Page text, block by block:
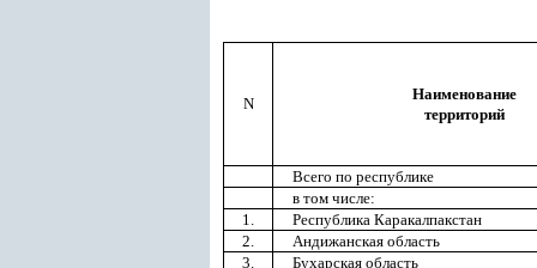
N
Наименование
территорий
Всего по республике
в том числе:
1.
Республика Каракалпакстан
2.
Андижанская область
3.
Бухарская область